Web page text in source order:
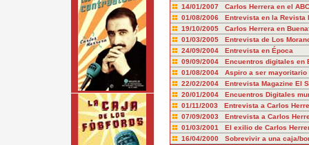
14/01/2007 Carlos Herrera en el ABC
01/08/2006 Entrevista en la Revista
19/10/2005 Carlos Herrera en
01/03/2005 Entrevista de Los
24/09/2004 Entrevista en Época
09/09/2004 Encuentros digitales en
01/08/2004 Aspiro a ser mayoritario
22/02/2004 Entrevista Magazine El
20/01/2004 Encuentros Digitales
01/11/2003 Entrevista a Carlos
07/09/2003 Entrevista a Carlos
01/03/2001 El exilio de Carlos
16/04/2000 Sobrevivir a una caja/